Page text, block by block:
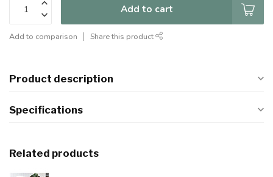
Add to cart
Add to comparison Share this product
Product description
Specifications
Related products